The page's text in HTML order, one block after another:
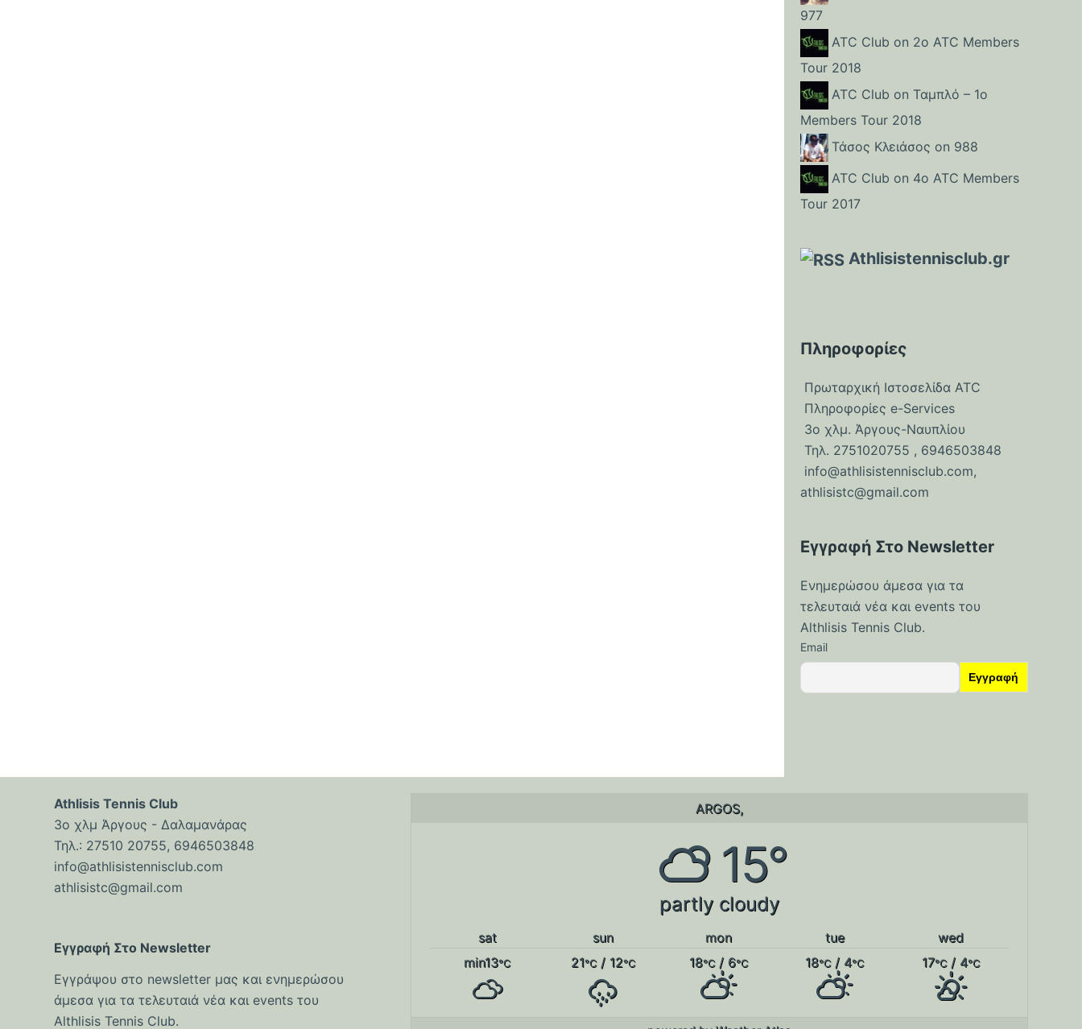
977
ATC Club on 2o ATC Members
Tour 2018
ATC Club on Ταμπλό – 1o
Members Tour 2018
Τάσος Κλειάσος on 988
ATC Club on 4o ATC Members
Tour 2017
Athlisistennisclub.gr
Πληροφορίες
Πρωταρχική Ιστοσελίδα ATC
Πληροφορίες e-Services
3ο χλμ. Άργους-Ναυπλίου
Τηλ. 2751020755 , 6946503848
info@athlisistennisclub.com,
athlisistc@gmail.com
Εγγραφή Στο Newsletter
Ενημερώσου άμεσα για τα
τελευταιά νέα και events του
Althlisis Tennis Club.
Email
Athlisis Tennis Club
3ο χλμ Άργους - Δαλαμανάρας
Τηλ.: 27510 20755, 6946503848
info@athlisistennisclub.com
athlisistc@gmail.com
Εγγραφή Στο Newsletter
Εγγράψου στο newsletter μας και ενημερώσου
άμεσα για τα τελευταιά νέα και events του
Althlisis Tennis Club.
ARGOS,
15°
partly cloudy
sat sun mon tue
wed
min13°C 21°C/ 12°C 18°C/ 6°C 18°C/ 4°C 17°C/ 4°C